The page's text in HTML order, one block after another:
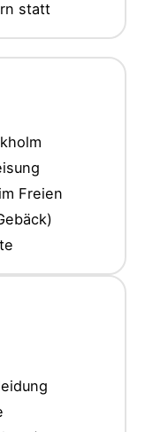
statt
Freien